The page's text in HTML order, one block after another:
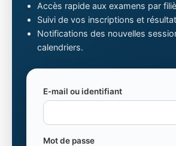
Accès rapide aux examens par
Suivi de vos inscriptions et
Notifications des nouvelles
calendriers.
E-mail ou identifiant
Mot de passe